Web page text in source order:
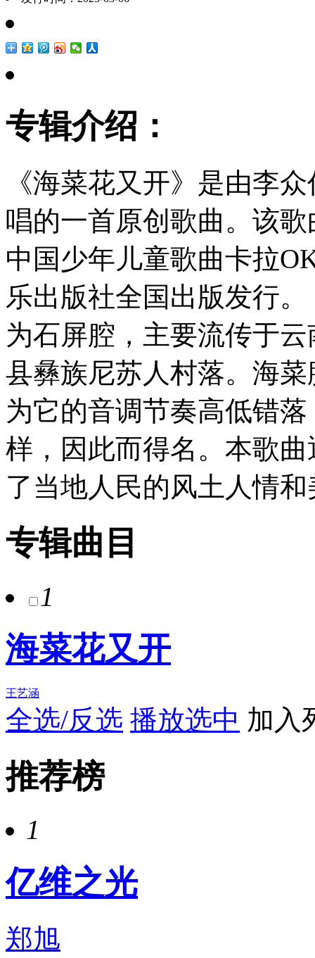
专辑介绍：
《海菜花又开》是由李
唱的一首原创歌曲。该
中国少年儿童歌曲卡拉
乐出版社全国出版发行
为石屏腔，主要流传于
县彝族尼苏人村落。海
为它的音调节奏高低错
样，因此而得名。本歌
了当地人民的风土人情
专辑曲目
1
海菜花又开
王艺涵
全选/反选 播放选中 加入
推荐榜
1
亿维之光
郑旭